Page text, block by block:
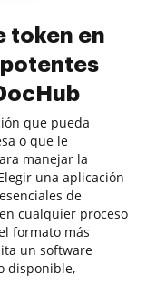
token en
que pueda
o que le
manejar la
una aplicación
de
cualquier proceso
formato más
un software
disponible,